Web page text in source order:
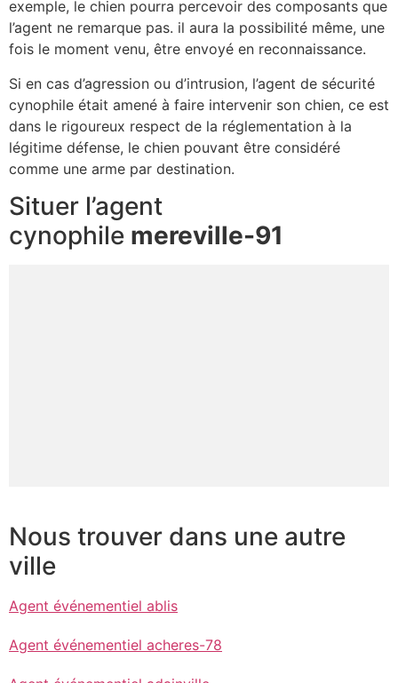
exemple, le chien pourra percevoir des composants que
l’agent ne remarque pas. il aura la possibilité même, une
fois le moment venu, être envoyé en reconnaissance.
Si en cas d’agression ou d’intrusion, l’agent de sécurité
cynophile était amené à faire intervenir son chien, ce est
dans le rigoureux respect de la réglementation à la
légitime défense, le chien pouvant être considéré
comme une arme par destination.
Situer l’agent
cynophile mereville-91
Nous trouver dans une autre
ville
Agent événementiel ablis
Agent événementiel acheres-78